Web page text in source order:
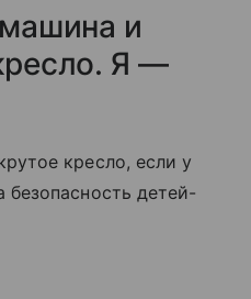
и
Я —
кресло, если у
детей-